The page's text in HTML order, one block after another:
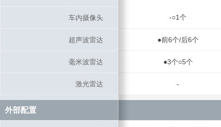
车内摄像头 -○1个
超声波雷达 ●前6个/后6个
毫米波雷达 ●3个○5个
激光雷达 -
外部配置
车内摄像头
超声波雷达
毫米波雷达
激光雷达
外部配置